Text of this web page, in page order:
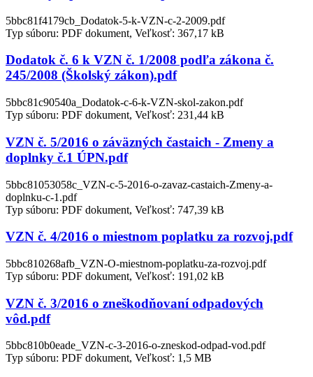
5bbc81f4179cb_Dodatok-5-k-VZN-c-2-2009.pdf
Typ súboru: PDF dokument, Veľkosť: 367,17 kB
Dodatok č. 6 k VZN č. 1/2008 podľa zákona č.
245/2008 (Školský zákon).pdf
5bbc81c90540a_Dodatok-c-6-k-VZN-skol-zakon.pdf
Typ súboru: PDF dokument, Veľkosť: 231,44 kB
VZN č. 5/2016 o záväzných častaich - Zmeny a
doplnky č.1 ÚPN.pdf
5bbc81053058c_VZN-c-5-2016-o-zavaz-castaich-Zmeny-a-
doplnku-c-1.pdf
Typ súboru: PDF dokument, Veľkosť: 747,39 kB
VZN č. 4/2016 o miestnom poplatku za rozvoj.pdf
5bbc810268afb_VZN-O-miestnom-poplatku-za-rozvoj.pdf
Typ súboru: PDF dokument, Veľkosť: 191,02 kB
VZN č. 3/2016 o zneškodňovaní odpadových
vôd.pdf
5bbc810b0eade_VZN-c-3-2016-o-zneskod-odpad-vod.pdf
Typ súboru: PDF dokument, Veľkosť: 1,5 MB